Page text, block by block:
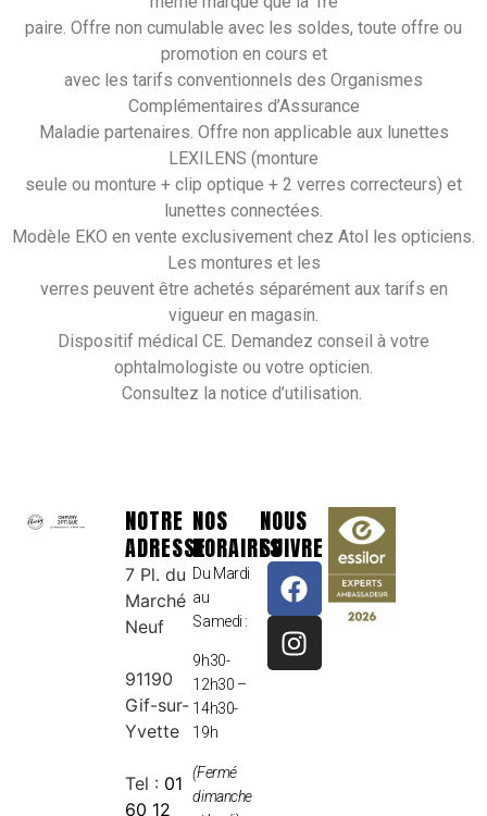
paire. Offre non cumulable avec les soldes, toute offre ou
promotion en cours et
avec les tarifs conventionnels des Organismes
Complémentaires d’Assurance
Maladie partenaires. Offre non applicable aux lunettes
LEXILENS (monture
seule ou monture + clip optique + 2 verres correcteurs) et
lunettes connectées.
Modèle EKO en vente exclusivement chez Atol les opticiens.
Les montures et les
verres peuvent être achetés séparément aux tarifs en
vigueur en magasin.
Dispositif médical CE. Demandez conseil à votre
ophtalmologiste ou votre opticien.
Consultez la notice d’utilisation.
NOTRE
ADRESSE
7 Pl. du
Marché
Neuf
91190
Gif-sur-
Yvette
Tel : 01
60 12
NOS
HORAIRES
Du Mardi
au
Samedi :
9h30-
12h30 –
14h30-
19h
(Fermé
dimanche
NOUS
SUIVRE